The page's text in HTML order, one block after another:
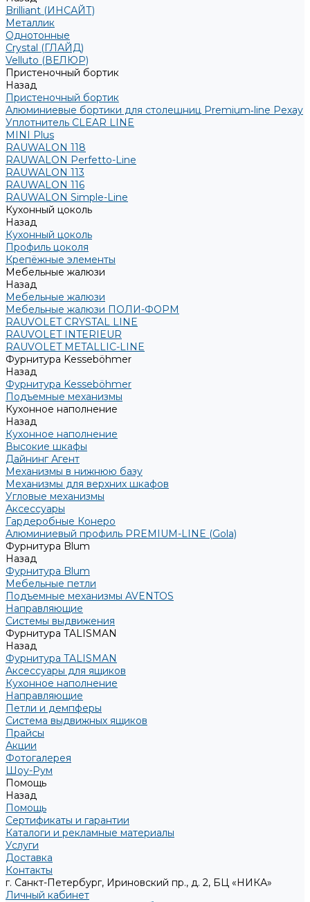
Brilliant (ИНСАЙТ)
Металлик
Однотонные
Crystal (ГЛАЙД)
Velluto (ВЕЛЮР)
Пристеночный бортик
Назад
Пристеночный бортик
Алюминиевые бортики для столешниц Premium‑line Рехау
Уплотнитель CLEAR LINE
MINI Plus
RAUWALON 118
RAUWALON Perfetto-Line
RAUWALON 113
RAUWALON 116
RAUWALON Simple-Line
Кухонный цоколь
Назад
Кухонный цоколь
Профиль цоколя
Крепёжные элементы
Мебельные жалюзи
Назад
Мебельные жалюзи
Мебельные жалюзи ПОЛИ-ФОРМ
RAUVOLET CRYSTAL LINE
RAUVOLET INTERIEUR
RAUVOLET METALLIC-LINE
Фурнитура Kesseböhmer
Назад
Фурнитура Kesseböhmer
Подъемные механизмы
Кухонное наполнение
Назад
Кухонное наполнение
Высокие шкафы
Дайнинг Агент
Механизмы в нижнюю базу
Механизмы для верхних шкафов
Угловые механизмы
Аксессуары
Гардеробные Конеро
Алюминиевый профиль PREMIUM-LINE (Gola)
Фурнитура Blum
Назад
Фурнитура Blum
Мебельные петли
Подъемные механизмы AVENTOS
Направляющие
Системы выдвижения
Фурнитура TALISMAN
Назад
Фурнитура TALISMAN
Аксессуары для ящиков
Кухонное наполнение
Направляющие
Петли и демпферы
Система выдвижных ящиков
Прайсы
Акции
Фотогалерея
Шоу-Рум
Помощь
Назад
Помощь
Сертификаты и гарантии
Каталоги и рекламные материалы
Услуги
Доставка
Контакты
г. Санкт-Петербург, Ириновский пр., д. 2, БЦ «НИКА»
Личный кабинет